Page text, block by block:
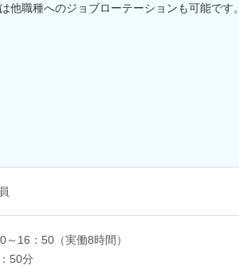
他職種へのジョブローテーションも可能です。
～16：50（実働8時間）
50分